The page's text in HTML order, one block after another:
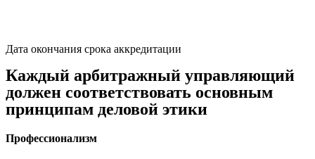
Дата окончания срока аккредитации
Каждый арбитражный управляющий
должен соответствовать основным
принципам деловой этики
Профессионализм